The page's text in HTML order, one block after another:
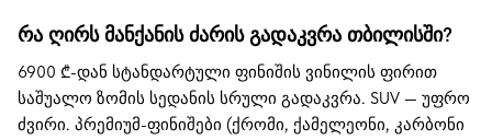
რა ღირს მანქანის ძარის გადაკვრა თბილისში?
6900 ₾-დან სტანდარტული ფინიშის ვინილის ფირით
საშუალო ზომის სედანის სრული გადაკვრა. SUV — უფრო
ძვირი. პრემიუმ-ფინიშები (ქრომი, ქამელეონი, კარბონი